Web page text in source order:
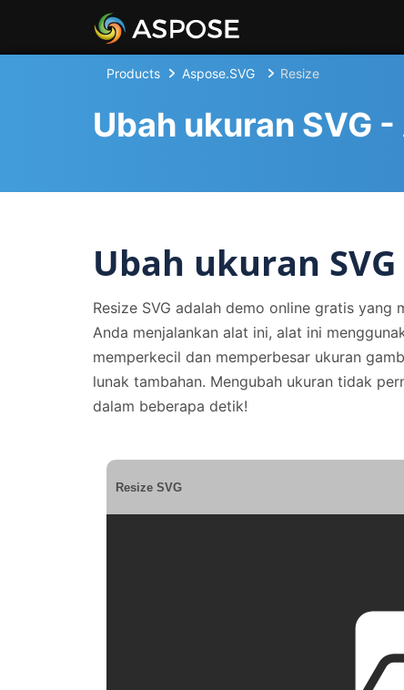
Products Aspose.SVG Resize
Ubah ukuran SVG
Ubah ukuran
Resize SVG adalah demo online gratis
Anda menjalankan alat ini, alat ini
memperkecil dan memperbesar ukuran
lunak tambahan. Mengubah ukuran tidak
dalam beberapa detik!
Resize SVG